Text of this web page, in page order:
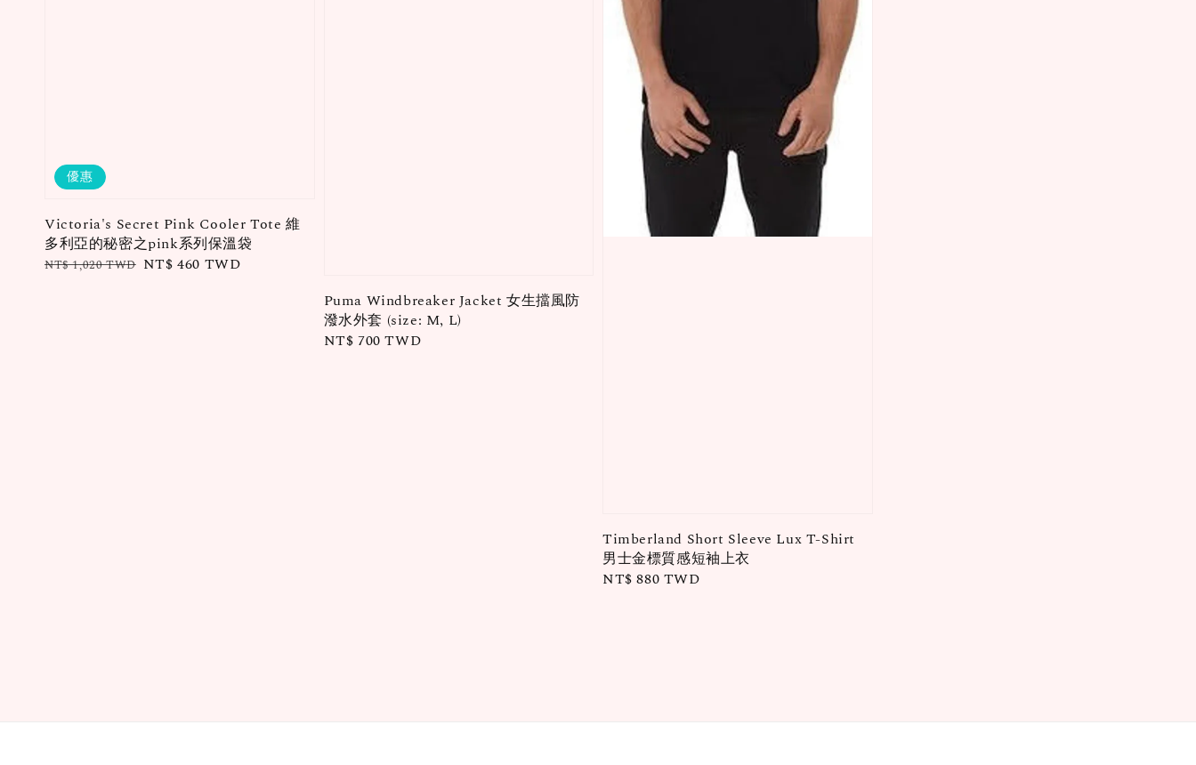
優惠
Victoria's Secret Pink Cooler Tote 維
多利亞的秘密之pink系列保溫袋
Regular
NT$ 1,020 TWD Sale
NT$ 460 TWD
Puma Windbreaker Jacket 女生擋風防
潑水外套 (size: M, L)
Regular
NT$ 700 TWD
Timberland Short Sleeve Lux T-Shirt
男士金標質感短袖上衣
Regular
NT$ 880 TWD